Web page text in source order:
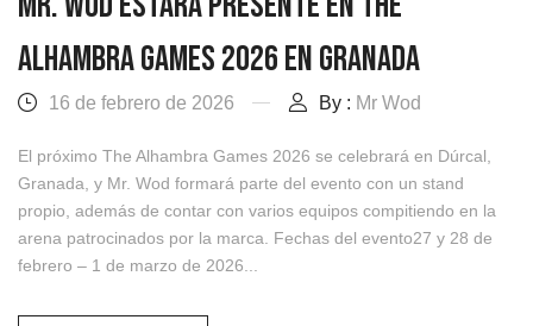
Alhambra Games 2026 En Granada
16 de febrero de 2026 By : Mr Wod
El próximo The Alhambra Games 2026 se celebrará en Dúrcal,
Granada, y Mr. Wod formará parte del evento con un stand
propio, además de contar con varios equipos compitiendo en la
arena patrocinados por la marca. Fechas del evento27 y 28 de
febrero – 1 de marzo de 2026...